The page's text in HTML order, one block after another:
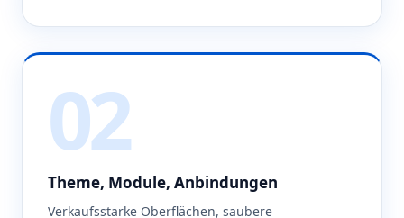
02
Theme, Module, Anbindungen
Verkaufsstarke Oberflächen, saubere